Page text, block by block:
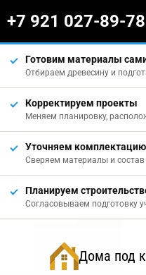
+7 921 027-89-78
Готовим материалы
Отбираем древесину и
Корректируем проекты
Меняем планировку,
Уточняем комплектацию
Сверяем материалы и состав
Планируем
Согласовываем подготовку
Дома под